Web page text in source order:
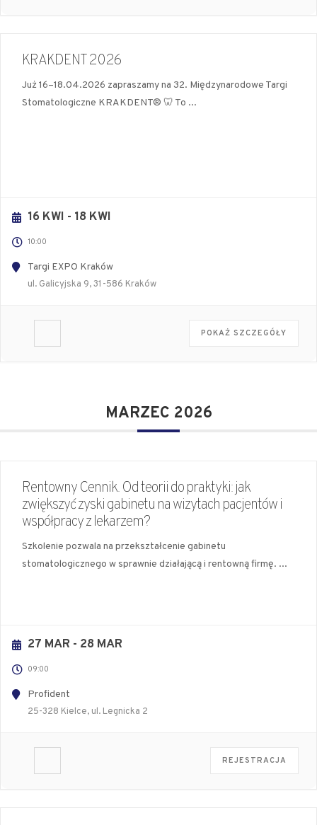
KRAKDENT 2026
Już 16–18.04.2026 zapraszamy na 32. Międzynarodowe Targi
Stomatologiczne KRAKDENT® 🦷 To ...
16 KWI - 18 KWI
10:00
Targi EXPO Kraków
ul. Galicyjska 9, 31-586 Kraków
POKAŻ SZCZEGÓŁY
MARZEC 2026
Rentowny Cennik. Od teorii do praktyki: jak
zwiększyć zyski gabinetu na wizytach pacjentów i
współpracy z lekarzem?
Szkolenie pozwala na przekształcenie gabinetu
stomatologicznego w sprawnie działającą i rentowną firmę. ...
27 MAR - 28 MAR
09:00
Profident
25-328 Kielce, ul. Legnicka 2
REJESTRACJA